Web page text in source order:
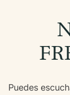
Puedes